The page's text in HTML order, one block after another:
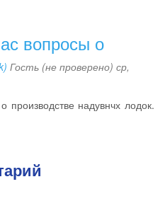
вопросы о
Гость (не проверено) ср,
производстве надувнчх лодок.